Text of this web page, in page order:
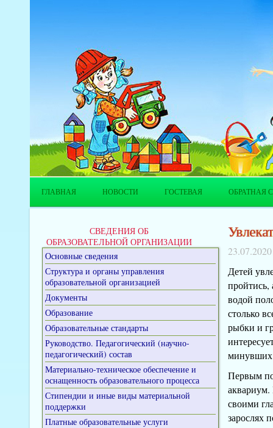
ГЛАВНАЯ НОВОСТИ ГОСТЕВАЯ ОБРАТНАЯ
СВЕДЕНИЯ ОБ
ОБРАЗОВАТЕЛЬНОЙ ОРГАНИЗАЦИИ
Основные сведения
Структура и органы управления
образовательной организацией
Документы
Образование
Образовательные стандарты
Руководство. Педагогический (научно-
педагогический) состав
Материально-техническое обеспечение и
оснащенность образовательного процесса
Стипендии и иные виды материальной
поддержки
Платные образовательные услуги
23.07.2020
Детей
водой
столько
рыбки и
Первым
аквариум.
своими
зарослях